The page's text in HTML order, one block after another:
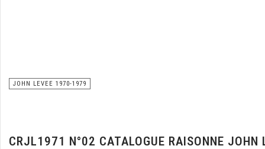
JOHN LEVEE 1970-1979
CRJL1971 N°02 CATALOGUE RAISONNE JOHN